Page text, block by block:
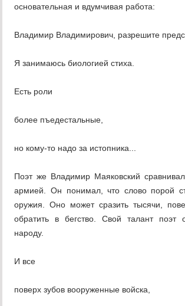
основательная и вдумчивая работа:
Владимир Владимирович, разрешите
Я занимаюсь биологией стиха.
Есть роли
более пъедестальные,
но кому-то надо за истопника...
Поэт же Владимир Маяковский
армией. Он понимал, что слово порой
оружия. Оно может сразить тысячи,
обратить в бегство. Свой талант поэт
народу.
И все
поверх зубов вооруженные войска,